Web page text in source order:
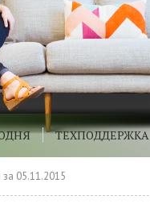
ТЕХПОДДЕРЖКА
05.11.2015